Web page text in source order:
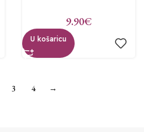
9.90€
U košaricu
3 4 →